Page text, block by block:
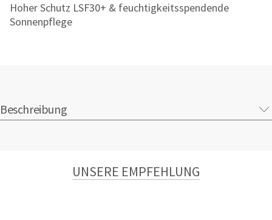
Hoher Schutz LSF30+ & feuchtigkeitsspendende
Sonnenpflege
Beschreibung
UNSERE EMPFEHLUNG